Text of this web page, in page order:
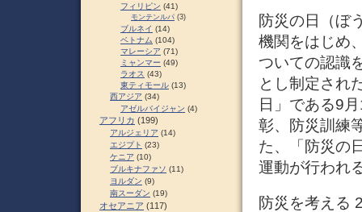
防災の日（ぼ
機関をはじめ
ついての認識
とし制定され
日」である9
彰、防災訓練
た、「防災の
運動が行われ
防災を考える
フィリピン (41)
モンテンルパ (3)
ブルネイ (14)
ベトナム (104)
マレーシア (71)
ミャンマー (49)
ラオス (43)
東ティモール (13)
西アジア (34)
アゼルバイジャン (4)
アフリカ (199)
アルジェリア (14)
エジプト (23)
ケニア (10)
ブルキナファソ (11)
ヨルダン (9)
南スーダン (19)
オセアニア (117)